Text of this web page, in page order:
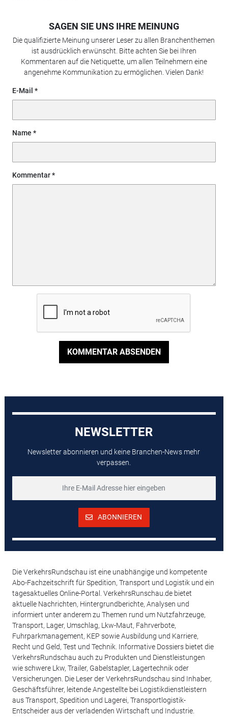
SAGEN SIE UNS IHRE MEINUNG
Die qualifizierte Meinung unserer Leser zu allen Branchenthemen
ist ausdrücklich erwünscht. Bitte achten Sie bei Ihren
Kommentaren auf die Netiquette, um allen Teilnehmern eine
angenehme Kommunikation zu ermöglichen. Vielen Dank!
E-Mail
Name
Kommentar
KOMMENTAR ABSENDEN
NEWSLETTER
Newsletter abonnieren und keine Branchen-News mehr
verpassen.
ABONNIEREN
Die VerkehrsRundschau ist eine unabhängige und kompetente
Abo-Fachzeitschrift für Spedition, Transport und Logistik und ein
tagesaktuelles Online-Portal. VerkehrsRunschau.de bietet
aktuelle Nachrichten, Hintergrundberichte, Analysen und
informiert unter anderem zu Themen rund um Nutzfahrzeuge,
Transport, Lager, Umschlag, Lkw-Maut, Fahrverbote,
Fuhrparkmanagement, KEP sowie Ausbildung und Karriere,
Recht und Geld, Test und Technik. Informative Dossiers bietet die
VerkehrsRundschau auch zu Produkten und Dienstleistungen
wie schwere Lkw, Trailer, Gabelstapler, Lagertechnik oder
Versicherungen. Die Leser der VerkehrsRundschau sind Inhaber,
Geschäftsführer, leitende Angestellte bei Logistikdienstleistern
aus Transport, Spedition und Lagerei, Transportlogistik-
Entscheider aus der verladenden Wirtschaft und Industrie.